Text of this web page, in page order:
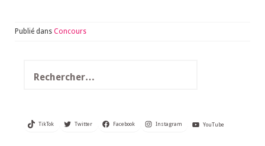
Publié dans Concours
TikTok Twitter Facebook Instagram YouTube